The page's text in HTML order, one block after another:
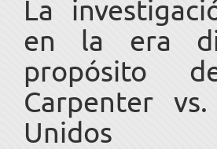
La
en la era
propósito
Carpenter
Unidos